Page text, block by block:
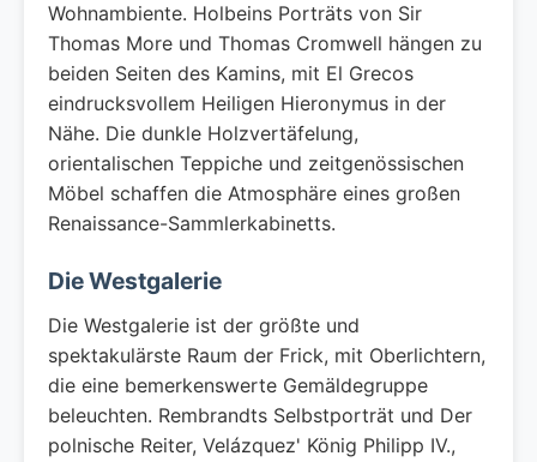
Wohnambiente. Holbeins Porträts von Sir
Thomas More und Thomas Cromwell hängen zu
beiden Seiten des Kamins, mit El Grecos
eindrucksvollem Heiligen Hieronymus in der
Nähe. Die dunkle Holzvertäfelung,
orientalischen Teppiche und zeitgenössischen
Möbel schaffen die Atmosphäre eines großen
Renaissance-Sammlerkabinetts.
Die Westgalerie
Die Westgalerie ist der größte und
spektakulärste Raum der Frick, mit Oberlichtern,
die eine bemerkenswerte Gemäldegruppe
beleuchten. Rembrandts Selbstporträt und Der
polnische Reiter, Velázquez' König Philipp IV.,